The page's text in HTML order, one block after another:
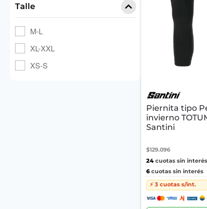
Talle
M-L
XL-XXL
XS-S
Piernita tipo
invierno
Santini
$129.096
24cuotas sin interés
6cuotas sin interés
⚡ 3 cuotas s/int.